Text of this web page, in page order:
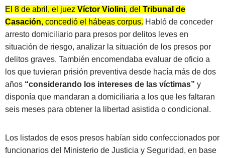
El 8 de abril, el juez Víctor Violini, del Tribunal de
Casación, concedió el hábeas corpus. Habló de conceder
arresto domiciliario para presos por delitos leves en
situación de riesgo, analizar la situación de los presos por
delitos graves. También encomendaba evaluar de oficio a
los que tuvieran prisión preventiva desde hacía más de dos
años “considerando los intereses de las víctimas” y
disponía que mandaran a domiciliaria a los que les faltaran
seis meses para obtener la libertad asistida o condicional.
Los listados de esos presos habían sido confeccionados por
funcionarios del Ministerio de Justicia y Seguridad, en base